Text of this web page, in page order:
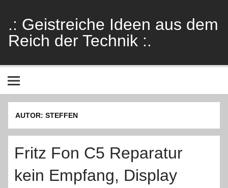
content
.: Geistreiche Ideen aus dem
Reich der Technik :.
smart home, reverse engineering
AUTOR:STEFFEN
Fritz Fon C5 Reparatur
kein Empfang, Display